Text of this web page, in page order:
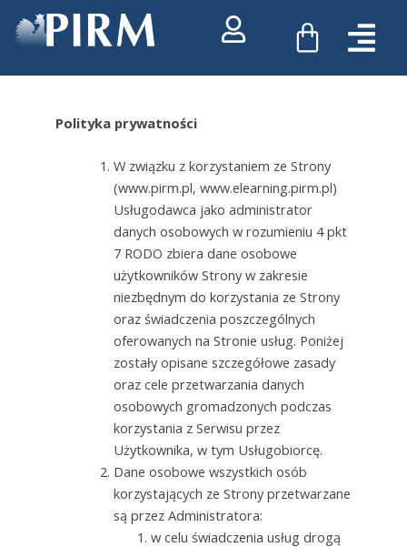
Przejdź
WÓZEK
Polityka prywatności
W związku z korzystaniem ze Strony
(www.pirm.pl, www.elearning.pirm.pl)
Usługodawca jako administrator
danych osobowych w rozumieniu 4 pkt
7 RODO zbiera dane osobowe
użytkowników Strony w zakresie
niezbędnym do korzystania ze Strony
oraz świadczenia poszczególnych
oferowanych na Stronie usług. Poniżej
zostały opisane szczegółowe zasady
oraz cele przetwarzania danych
osobowych gromadzonych podczas
korzystania z Serwisu przez
Użytkownika, w tym Usługobiorcę.
Dane osobowe wszystkich osób
korzystających ze Strony przetwarzane
są przez Administratora:
w celu świadczenia usług drogą